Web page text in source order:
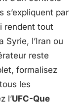
s’expliquent par
rendent tout
Syrie, l’Iran ou
reste
formalisez
les
l’UFC-Que